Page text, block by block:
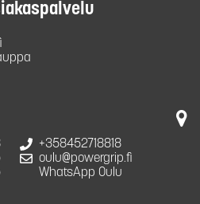
+358452718818
oulu@powergrip.fi
WhatsApp Oulu